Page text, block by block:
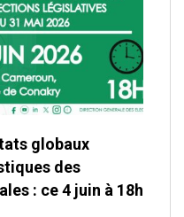
globaux
des
: ce 4 juin à 18h